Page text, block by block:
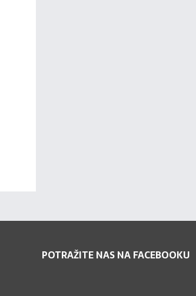
POTRAŽITE NAS NA FACEBOOKU